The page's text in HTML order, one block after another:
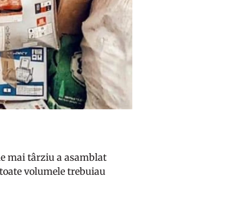
mai târziu a asamblat
volumele trebuiau